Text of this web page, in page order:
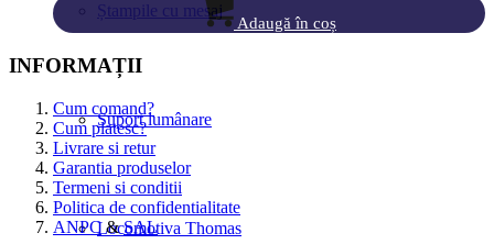
Ștampile cu mesaj
Suport lumânare
Locomotiva Thomas
Adaugă în coș
INFORMAȚII
Cum comand?
Cum platesc?
Livrare si retur
Garantia produselor
Termeni si conditii
Politica de confidentialitate
ANPC&SAL